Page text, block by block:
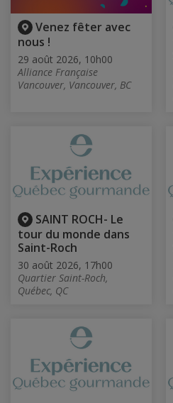
Venez fêter avec
nous !
29 août 2026, 10h00
Alliance Française
Vancouver, Vancouver, BC
SAINT ROCH- Le
tour du monde dans
Saint-Roch
30 août 2026, 17h00
Quartier Saint-Roch,
Québec, QC